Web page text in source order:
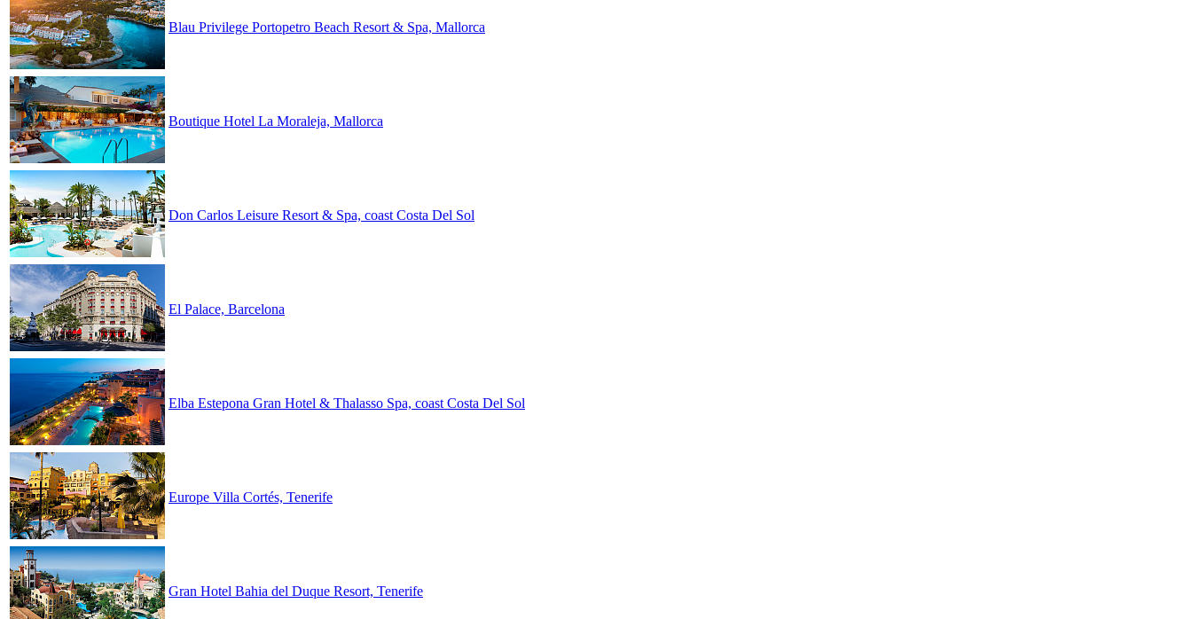
Blau Privilege Portopetro Beach Resort & Spa, Mallorca
Boutique Hotel La Moraleja, Mallorca
Don Carlos Leisure Resort & Spa, coast Costa Del Sol
El Palace, Barcelona
Elba Estepona Gran Hotel & Thalasso Spa, coast Costa Del Sol
Europe Villa Cortés, Tenerife
Gran Hotel Bahia del Duque Resort, Tenerife